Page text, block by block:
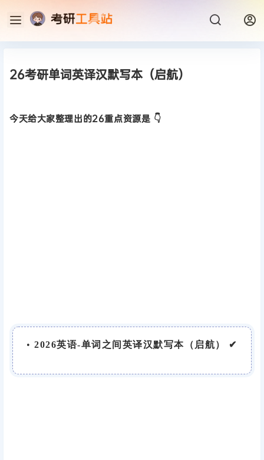
26考研单词英译汉默写本（启航）
今天给大家整理出的26重点资源是 👇
•2026英语-单词之间英译汉默写本（启航） ✔